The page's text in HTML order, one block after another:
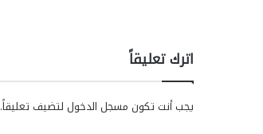
اترك تعليقاً
يجب أنت تكون مسجل الدخول لتضيف تعليقاً.